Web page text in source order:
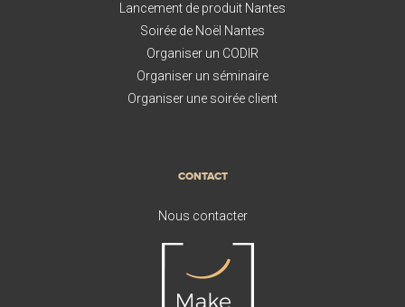
Lancement de produit Nantes
Soirée de Noël Nantes
Organiser un CODIR
Organiser un séminaire
Organiser une soirée client
CONTACT
Nous contacter